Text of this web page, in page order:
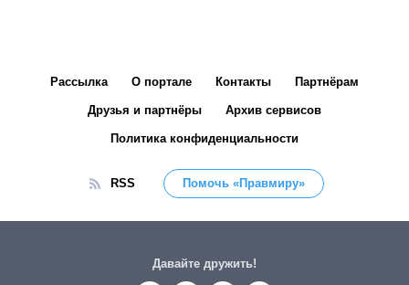
Рассылка О портале Контакты Партнёрам
Друзья и партнёры Архив сервисов
Политика конфиденциальности
RSS Помочь «Правмиру»
Давайте дружить!